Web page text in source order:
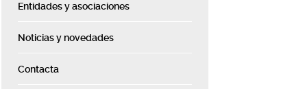
Entidades y asociaciones
Noticias y novedades
Contacta